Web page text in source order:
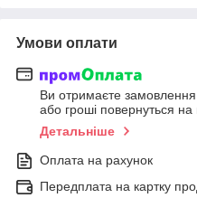
Умови оплати
Ви отримаєте замовлення
або гроші повернуться на
Детальніше
Оплата на рахунок
Передплата на картку